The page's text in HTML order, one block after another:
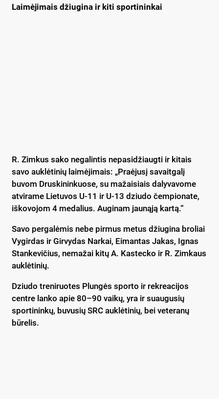
Laimėjimais džiugina ir kiti sportininkai
R. Zimkus sako negalintis nepasidžiaugti ir kitais
savo auklėtinių laimėjimais: „Praėjusį savaitgalį
buvom Druskininkuose, su mažaisiais dalyvavome
atvirame Lietuvos U-11 ir U-13 dziudo čempionate,
iškovojom 4 medalius. Auginam jaunąją kartą.“
Savo pergalėmis nebe pirmus metus džiugina broliai
Vygirdas ir Girvydas Narkai, Eimantas Jakas, Ignas
Stankevičius, nemažai kitų A. Kastecko ir R. Zimkaus
auklėtinių.
Dziudo treniruotes Plungės sporto ir rekreacijos
centre lanko apie 80–90 vaikų, yra ir suaugusių
sportininkų, buvusių SRC auklėtinių, bei veteranų
būrelis.